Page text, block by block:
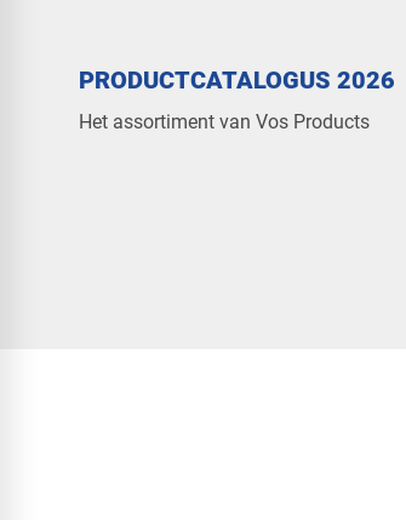
PRODUCTCATALOGUS 2026
Het assortiment van Vos Products